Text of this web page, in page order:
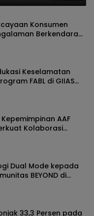
Konsumen
Berkendara
Keselamatan
FABL di GIIAS
AAF
Kolaborasi
Dual Mode kepada
BEYOND di
33,3 Persen pada